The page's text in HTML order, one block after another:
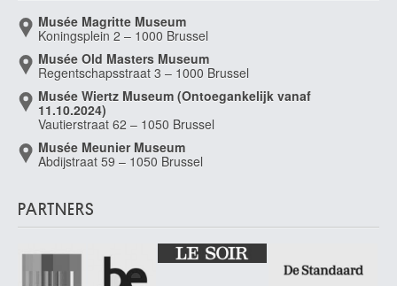
Musée Magritte Museum
Koningsplein 2 – 1000 Brussel
Musée Old Masters Museum
Regentschapsstraat 3 – 1000 Brussel
Musée Wiertz Museum (Ontoegankelijk vanaf
11.10.2024)
Vautierstraat 62 – 1050 Brussel
Musée Meunier Museum
Abdijstraat 59 – 1050 Brussel
PARTNERS